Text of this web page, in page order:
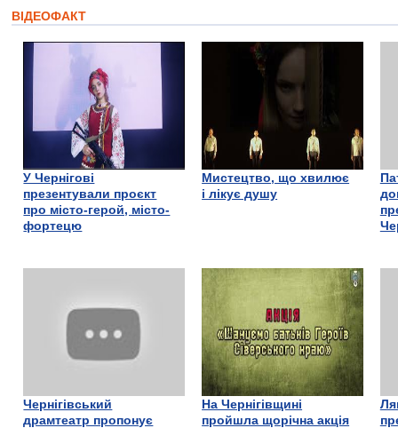
ВІДЕОФАКТ
У Чернігові
презентували проєкт
про місто-герой, місто-
фортецю
Мистецтво, що хвилює
і лікує душу
Чернігівський
драмтеатр пропонує
На Чернігівщині
пройшла щорічна акція